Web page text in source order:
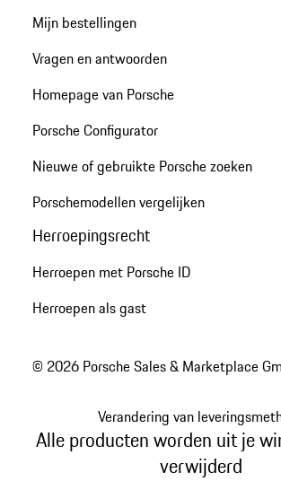
Mijn bestellingen
Vragen en antwoorden
Homepage van Porsche
Porsche Configurator
Nieuwe of gebruikte Porsche zoeken
Porschemodellen vergelijken
Herroepingsrecht
Herroepen met Porsche ID
Herroepen als gast
© 2026 Porsche Sales & Marketplace
Verandering van
Alle producten worden uit je
verwijderd